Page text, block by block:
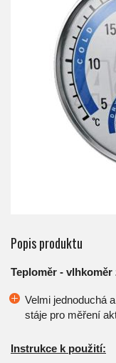
Popis produktu
Teploměr - vlhkoměr
Velmi jednoduchá
stáje pro měření
Instrukce k použití: